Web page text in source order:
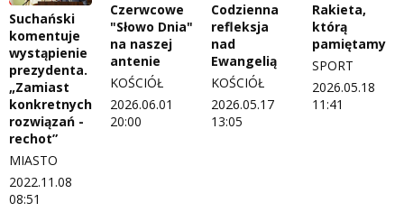
Weekend z blondynką
W starych Kielcach
Wszystko w temacie
Polityka prywatności
ZNAJDZIESZ NAS TAKŻE NA
Suchański
komentuje
wystąpienie
prezydenta.
„Zamiast
konkretnych
rozwiązań -
rechot”
MIASTO
2022.11.08
08:51
Czerwcowe
"Słowo Dnia"
na naszej
antenie
KOŚCIÓŁ
2026.06.01
20:00
Codzienna
refleksja
nad
Ewangelią
KOŚCIÓŁ
2026.05.17
13:05
Rakieta,
którą
pamiętamy
SPORT
2026.05.18
11:41